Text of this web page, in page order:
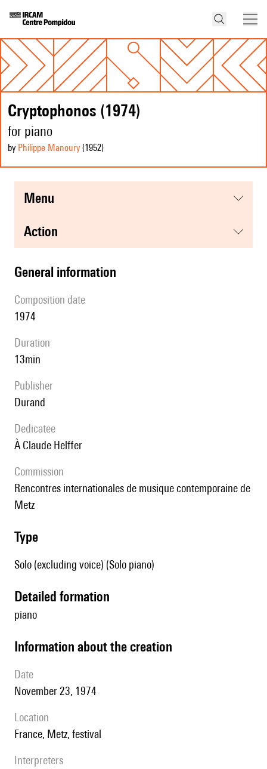
Cryptophonos (1974)
for piano
by Philippe Manoury (1952)
menu
action
general information
composition date
1974
duration
13min
publisher
Durand
Dedicatee
à Claude Helffer
Commission
Rencontres internationales de musique contemporaine de
Metz
type
Solo (excluding voice) (Solo piano)
detailed formation
piano
information about the creation
date
November 23, 1974
location
France, Metz, festival
interpreters